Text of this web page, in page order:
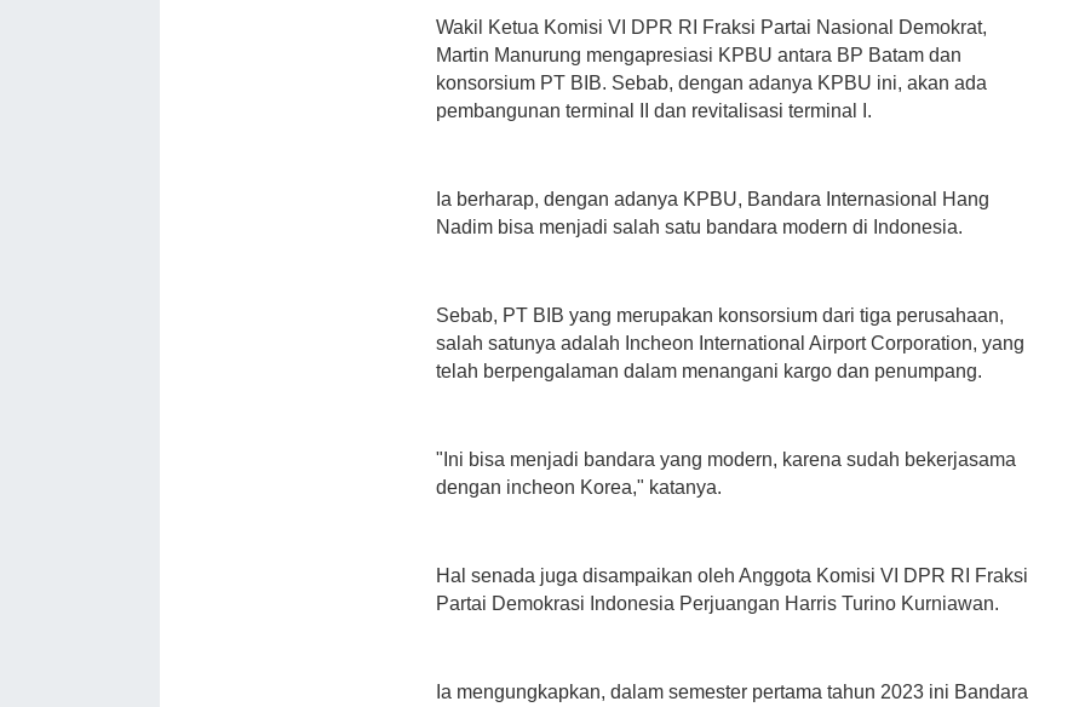
Wakil Ketua Komisi VI DPR RI Fraksi Partai Nasional Demokrat,
Martin Manurung mengapresiasi KPBU antara BP Batam dan
konsorsium PT BIB. Sebab, dengan adanya KPBU ini, akan ada
pembangunan terminal II dan revitalisasi terminal I.
Ia berharap, dengan adanya KPBU, Bandara Internasional Hang
Nadim bisa menjadi salah satu bandara modern di Indonesia.
Sebab, PT BIB yang merupakan konsorsium dari tiga perusahaan,
salah satunya adalah Incheon International Airport Corporation, yang
telah berpengalaman dalam menangani kargo dan penumpang.
"Ini bisa menjadi bandara yang modern, karena sudah bekerjasama
dengan incheon Korea," katanya.
Hal senada juga disampaikan oleh Anggota Komisi VI DPR RI Fraksi
Partai Demokrasi Indonesia Perjuangan Harris Turino Kurniawan.
Ia mengungkapkan, dalam semester pertama tahun 2023 ini Bandara